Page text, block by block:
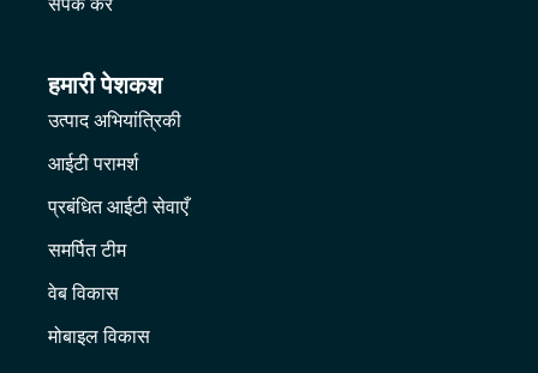
हमारी पेशकश
उत्पाद अभियांत्रिकी
आईटी परामर्श
प्रबंधित आईटी सेवाएँ
समर्पित टीम
वेब विकास
मोबाइल विकास